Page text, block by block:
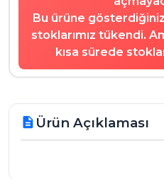
Bu ürüne
stoklarımız tükendi.
kısa sürede
description Ürün Açıklaması